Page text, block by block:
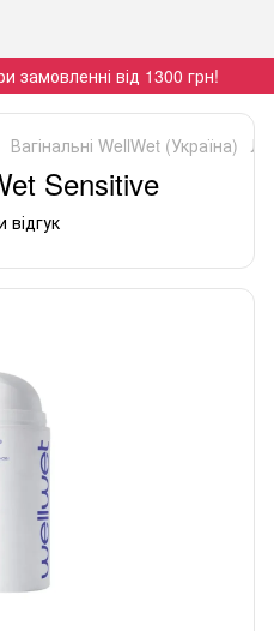
замовленні від 1300 грн!
Вагінальні WellWet (Україна)
Sensitive
відгук